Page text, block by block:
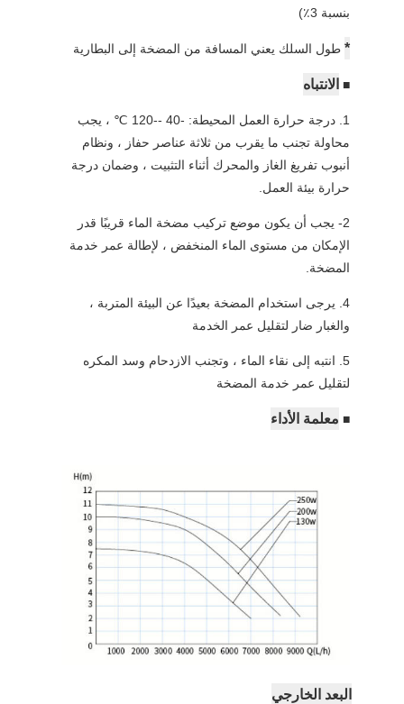
بنسبة 3٪)
*طول السلك يعني المسافة من المضخة إلى البطارية
■ الانتباه
1. درجة حرارة العمل المحيطة: -40 --120 ℃ ، يجب
محاولة تجنب ما يقرب من ثلاثة عناصر حفاز ، ونظام
أنبوب تفريغ الغاز والمحرك أثناء التثبيت ، وضمان درجة
حرارة بيئة العمل.
2- يجب أن يكون موضع تركيب مضخة الماء قريبًا قدر
الإمكان من مستوى الماء المنخفض ، لإطالة عمر خدمة
المضخة.
4. يرجى استخدام المضخة بعيدًا عن البيئة المتربة ،
والغبار ضار لتقليل عمر الخدمة
5. انتبه إلى نقاء الماء ، وتجنب الازدحام وسد المكره
لتقليل عمر خدمة المضخة
■ معلمة الأداء
البعد الخارجي